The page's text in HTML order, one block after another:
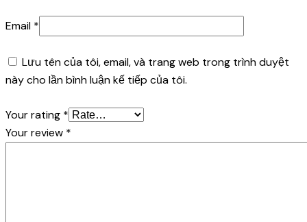
Email *
Lưu tên của tôi, email, và trang web trong trình duyệt
này cho lần bình luận kế tiếp của tôi.
Your rating *
Your review *